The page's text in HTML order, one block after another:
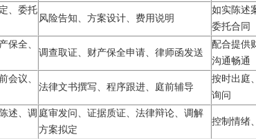
、委托
风险告知、方案设计、费用说明
如实陈述
委托合同
保全、
调查取证、财产保全申请、律师函发送
配合提供
沟通畅通
会议、
法律文书撰写、程序跟进、庭前辅导
按时出庭
询问
述、调 庭审发问、证据质证、法律辩论、调解
方案拟定
控制情绪